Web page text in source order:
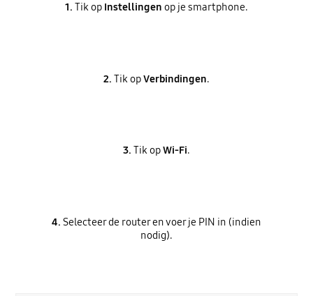
1. Tik op Instellingen op je smartphone.
2. Tik opVerbindingen.
3. Tik opWi-Fi.
4. Selecteer de router en voer je PIN in (indien
nodig).